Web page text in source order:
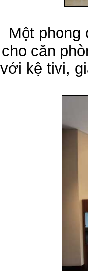
Một phong
cho căn
với kệ tivi,